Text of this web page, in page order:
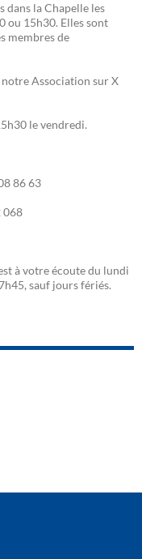
dans la Chapelle les
ou 15h30. Elles sont
membres de
Association sur X
le vendredi.
86 63
068
à votre écoute du lundi
sauf jours fériés.